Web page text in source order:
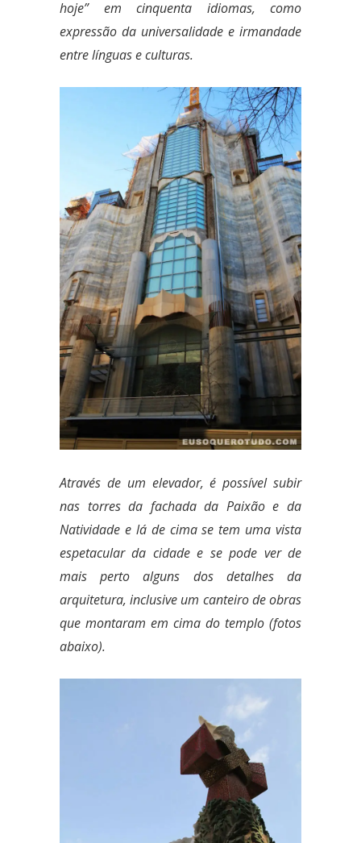
hoje” em cinquenta idiomas, como
expressão da universalidade e irmandade
entre línguas e culturas.
Através de um elevador, é possível subir
nas torres da fachada da Paixão e da
Natividade e lá de cima se tem uma vista
espetacular da cidade e se pode ver de
mais perto alguns dos detalhes da
arquitetura, inclusive um canteiro de obras
que montaram em cima do templo (fotos
abaixo).